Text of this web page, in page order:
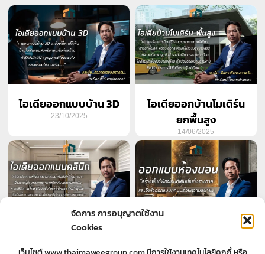
จัดการ การอนุญาตใช้งาน
Cookies
ไอเดียออกแบบบ้าน 3D
23/10/2025
ไอเดียออกบ้านโมเดิร์น
ยกพื้นสูง
14/06/2025
17/05/2025 26/04/2025